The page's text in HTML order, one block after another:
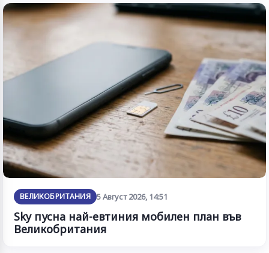
ВЕЛИКОБРИТАНИЯ 5 Август 2026, 14:51
Sky пусна най-евтиния мобилен план във
Великобритания